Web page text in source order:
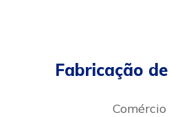
Fabricação